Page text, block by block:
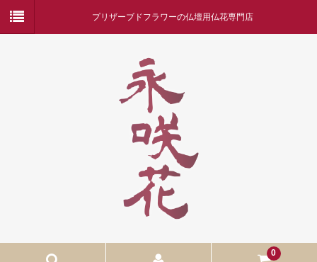
プリザーブドフラワーの仏壇用仏花専門店
0